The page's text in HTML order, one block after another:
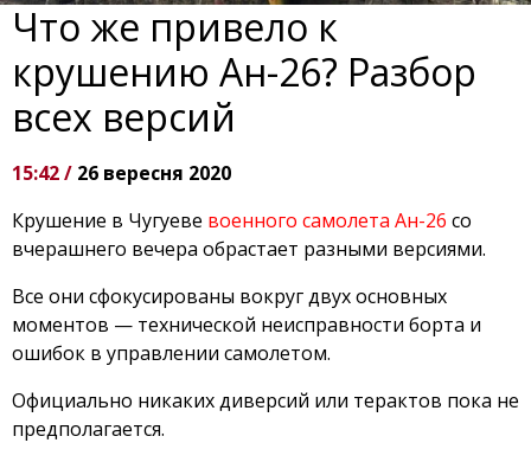
Что же привело к
крушению Ан-26? Разбор
всех версий
15:42 / 26 вересня 2020
Крушение в Чугуеве военного самолета Ан-26 со
вчерашнего вечера обрастает разными версиями.
Все они сфокусированы вокруг двух основных
моментов — технической неисправности борта и
ошибок в управлении самолетом.
Официально никаких диверсий или терактов пока не
предполагается.